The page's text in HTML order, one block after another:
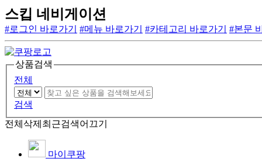
스킵 네비게이션
#로그인 바로가기 #메뉴 바로가기 #카테고리 바로가기 #본문
상품검색
전체
검색
전체삭제 최근검색어끄기
마이쿠팡